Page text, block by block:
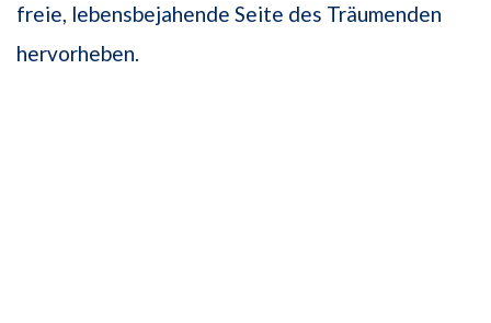
freie, lebensbejahende Seite des Träumenden
hervorheben.